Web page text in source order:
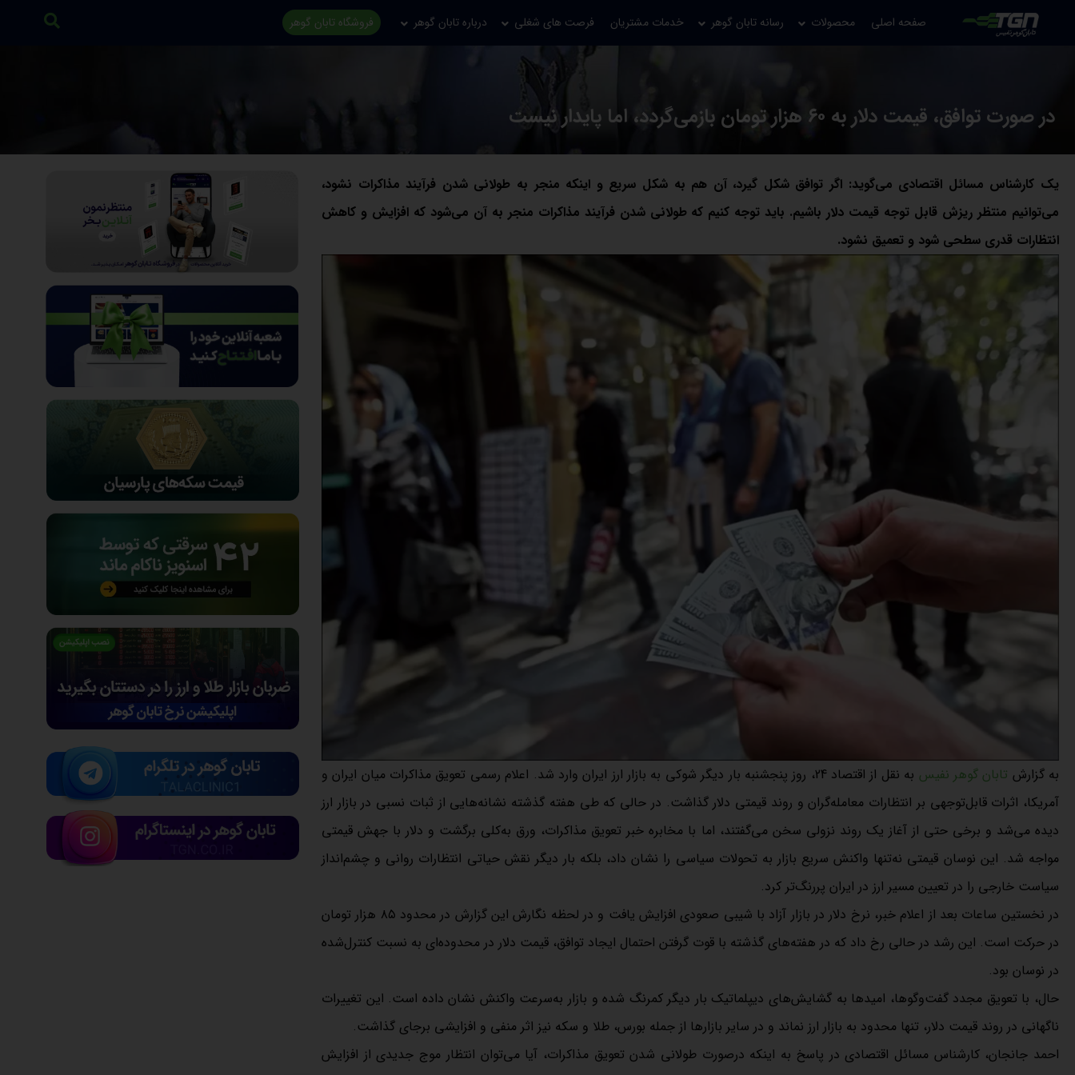
صفحه اصلی محصولات رسانه تابان گوهر خدمات مشتریان فرصت های شغلی درباره تابان گوهر فروشگاه تابان گوهر
در صورت توافق، قیمت دلار به ۶۰ هزار تومان بازمی‌گردد، اما پایدار نیست
یک کارشناس مسائل اقتصادی می‌گوید: اگر توافق شکل گیرد، آن هم به شکل سریع و اینکه منجر به طولانی شدن فرآیند مذاکرات نشود،
می‌توانیم منتظر ریزش قابل توجه قیمت دلار باشیم. باید توجه کنیم که طولانی شدن فرآیند مذاکرات منجر به آن می‌شود که افزایش و کاهش
انتظارات قدری سطحی شود و تعمیق نشود.
به گزارش تابان گوهر نفیس
به نقل از اقتصاد 24، روز پنجشنبه بار دیگر شوکی به بازار ارز ایران وارد شد. اعلام رسمی تعویق مذاکرات میان ایران و
آمریکا، اثرات قابل‌توجهی بر انتظارات معامله‌گران و روند قیمتی دلار گذاشت. در حالی که طی هفته گذشته نشانه‌هایی از ثبات نسبی در بازار ارز
دیده می‌شد و برخی حتی از آغاز یک روند نزولی سخن می‌گفتند، اما با مخابره خبر تعویق مذاکرات، ورق به‌کلی برگشت و دلار با جهش قیمتی
مواجه شد. این نوسان قیمتی نه‌تنها واکنش سریع بازار به تحولات سیاسی را نشان داد، بلکه بار دیگر نقش حیاتی انتظارات روانی و چشم‌انداز
سیاست خارجی را در تعیین مسیر ارز در ایران پررنگ‌تر کرد.
در نخستین ساعات بعد از اعلام خبر، نرخ دلار در بازار آزاد با شیبی صعودی افزایش یافت و در لحظه نگارش این گزارش در محدود ۸۵ هزار تومان
در حرکت است. این رشد در حالی رخ داد که در هفته‌های گذشته با قوت گرفتن احتمال ایجاد توافق، قیمت دلار در محدوده‌ای به نسبت کنترل‌شده
در نوسان بود.
حال، با تعویق مجدد گفت‌وگوها، امید‌ها به گشایش‌های دیپلماتیک بار دیگر کمرنگ شده و بازار به‌سرعت واکنش نشان داده است. این تغییرات
ناگهانی در روند قیمت دلار، تنها محدود به بازار ارز نماند و در سایر بازار‌ها از جمله بورس، طلا و سکه نیز اثر منفی و افزایشی برجای گذاشت.
احمد جانجان، کارشناس مسائل اقتصادی در پاسخ به اینکه درصورت طولانی شدن تعویق مذاکرات، آیا می‌توان انتظار موج جدیدی از افزایش